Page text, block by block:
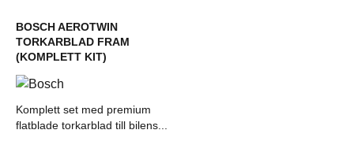
BOSCH AEROTWIN
TORKARBLAD FRAM
(KOMPLETT KIT)
Komplett set med premium
flatblade torkarblad till bilens...